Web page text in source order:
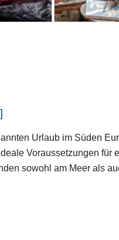
Urlaub im Süden
Voraussetzungen für
sowohl am Meer als